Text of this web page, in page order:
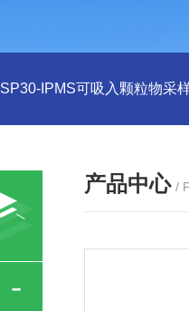
SP30-IPMS可吸入颗粒物采
产品中心 /